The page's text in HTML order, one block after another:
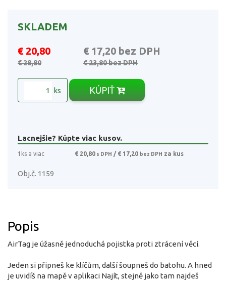
SKLADEM
€ 20,80 € 17,20 bez DPH
€ 28,80 € 23,80bez DPH
ks KÚPIŤ
Lacnejšie? Kúpte viac kusov.
1ks a viac € 20,80 s DPH / € 17,20 bez DPH za kus
Obj.č. 1159
Popis
AirTag je úžasně jednoduchá pojistka proti ztrácení věcí.
Jeden si připneš ke klíčům, další šoupneš do batohu. A hned
je uvidíš na mapě v aplikaci Najít, stejně jako tam najdeš